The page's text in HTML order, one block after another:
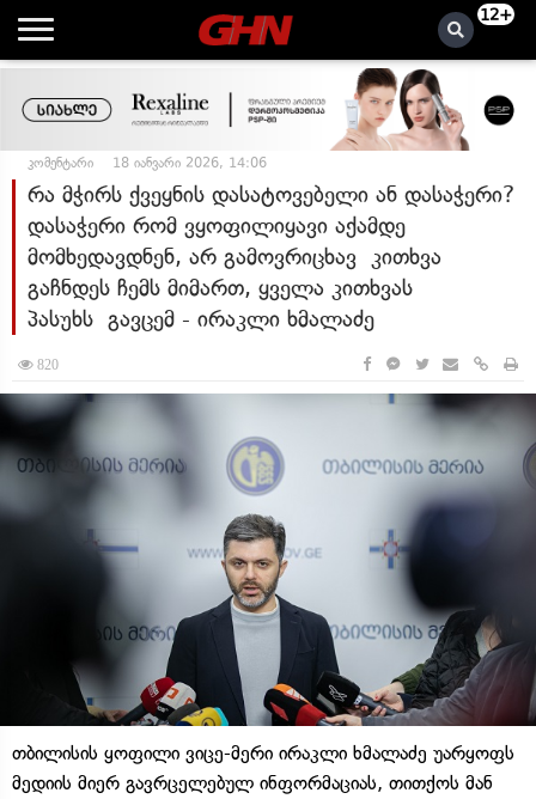
12+
კომენტარი 18 იანვარი 2026, 14:06
რა მჭირს ქვეყნის დასატოვებელი ან დასაჭერი?
დასაჭერი რომ ვყოფილიყავი აქამდე
მომხედავდნენ, არ გამოვრიცხავ კითხვა
გაჩნდეს ჩემს მიმართ, ყველა კითხვას
პასუხს გავცემ - ირაკლი ხმალაძე
820
თბილისის ყოფილი ვიცე-მერი ირაკლი ხმალაძე უარყოფს
მედიის მიერ გავრცელებულ ინფორმაციას, თითქოს მან